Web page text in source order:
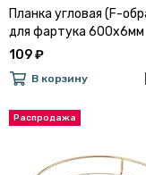
Планка угловая (F-
для фартука 600х6мм
"Primavera"(Металл
109 ₽
В корзину